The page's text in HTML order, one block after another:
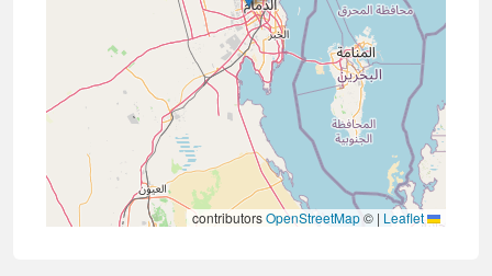
|
©
OpenStreetMap